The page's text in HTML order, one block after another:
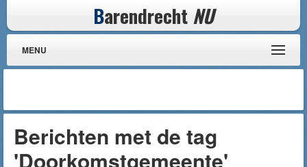
Barendrecht NU
MENU
Berichten met de tag
'Doorkomstgemeente'